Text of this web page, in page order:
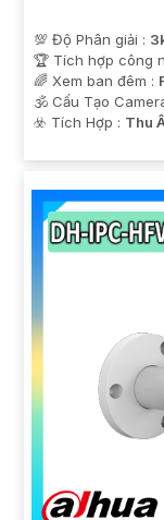
💯 Độ Phân giải :
🏆 Tích hợp công
🌈 Xem ban đêm :
🕉️ Cấu Tạo
️☣️ Tích Hợp : Thu